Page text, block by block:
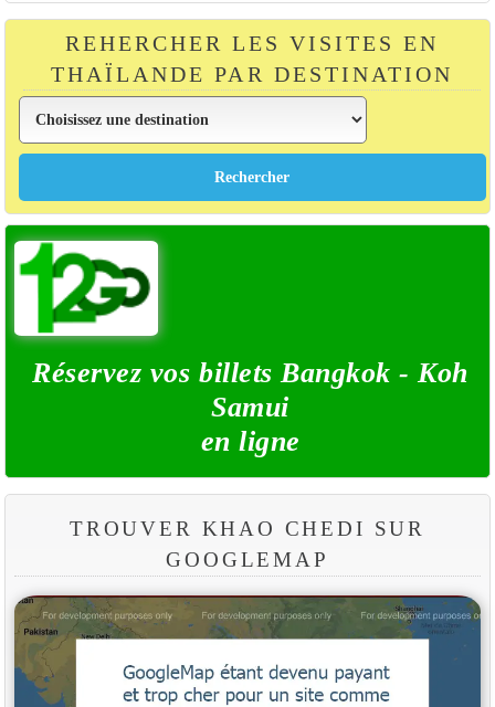
REHERCHER LES VISITES EN
THAÏLANDE PAR DESTINATION
Réservez vos billets Bangkok - Koh
Samui
en ligne
TROUVER KHAO CHEDI SUR
GOOGLEMAP